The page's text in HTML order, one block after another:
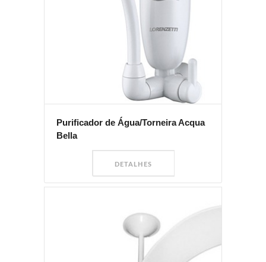
Purificador de Água/Torneira Acqua
Bella
DETALHES